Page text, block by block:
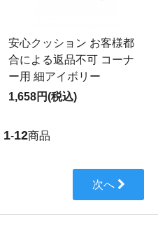
安心クッション お客様都
合による返品不可 コーナ
ー用 細アイボリー
1,658円(税込)
1-12商品
次へ